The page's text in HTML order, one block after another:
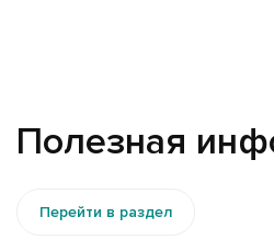
Полезная
Перейти в раздел